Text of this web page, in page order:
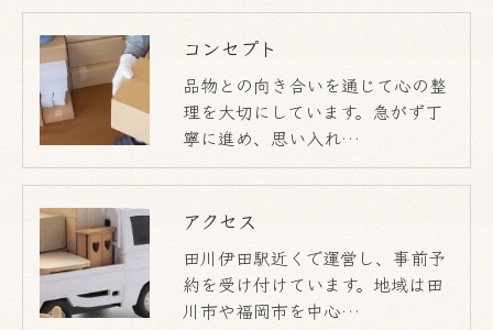
コンセプト
品物との向き合いを通じて心の整
理を大切にしています。急がず丁
寧に進め、思い入れ…
アクセス
田川伊田駅近くで運営し、事前予
約を受け付けています。地域は田
川市や福岡市を中心…